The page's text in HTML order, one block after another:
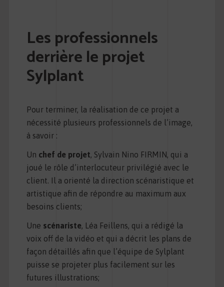
Les professionnels
derrière le projet
Sylplant
Pour terminer, la réalisation de ce projet a
nécessité plusieurs professionnels de l’image,
à savoir :
Un chef de projet, Sylvain Nino FIRMIN, qui a
joué le rôle d’interlocuteur privilégié avec le
client. Il a orienté la direction scénaristique et
artistique afin de répondre au maximum aux
besoins clients;
Une scénariste, Léa Feillens, qui a rédigé la
voix off de la vidéo et qui a décrit les plans de
façon détaillés afin que l’équipe de Sylplant
puisse se projeter plus facilement sur les
futures illustrations;